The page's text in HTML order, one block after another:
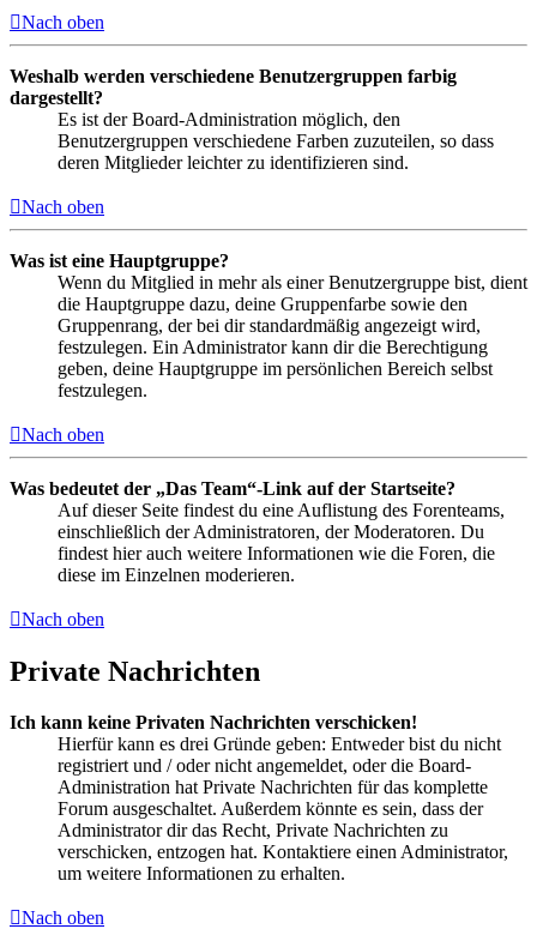
Nach oben
Weshalb werden verschiedene Benutzergruppen farbig
dargestellt?
Es ist der Board-Administration möglich, den
Benutzergruppen verschiedene Farben zuzuteilen, so dass
deren Mitglieder leichter zu identifizieren sind.
Nach oben
Was ist eine Hauptgruppe?
Wenn du Mitglied in mehr als einer Benutzergruppe bist, dient
die Hauptgruppe dazu, deine Gruppenfarbe sowie den
Gruppenrang, der bei dir standardmäßig angezeigt wird,
festzulegen. Ein Administrator kann dir die Berechtigung
geben, deine Hauptgruppe im persönlichen Bereich selbst
festzulegen.
Nach oben
Was bedeutet der „Das Team“-Link auf der Startseite?
Auf dieser Seite findest du eine Auflistung des Forenteams,
einschließlich der Administratoren, der Moderatoren. Du
findest hier auch weitere Informationen wie die Foren, die
diese im Einzelnen moderieren.
Nach oben
Private Nachrichten
Ich kann keine Privaten Nachrichten verschicken!
Hierfür kann es drei Gründe geben: Entweder bist du nicht
registriert und / oder nicht angemeldet, oder die Board-
Administration hat Private Nachrichten für das komplette
Forum ausgeschaltet. Außerdem könnte es sein, dass der
Administrator dir das Recht, Private Nachrichten zu
verschicken, entzogen hat. Kontaktiere einen Administrator,
um weitere Informationen zu erhalten.
Nach oben